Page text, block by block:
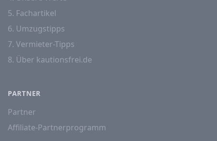
5. Fachartikel
6. Umzugstipps
7. Vermieter-Tipps
8. Über kautionsfrei.de
PARTNER
Partner
Affiliate-Partnerprogramm